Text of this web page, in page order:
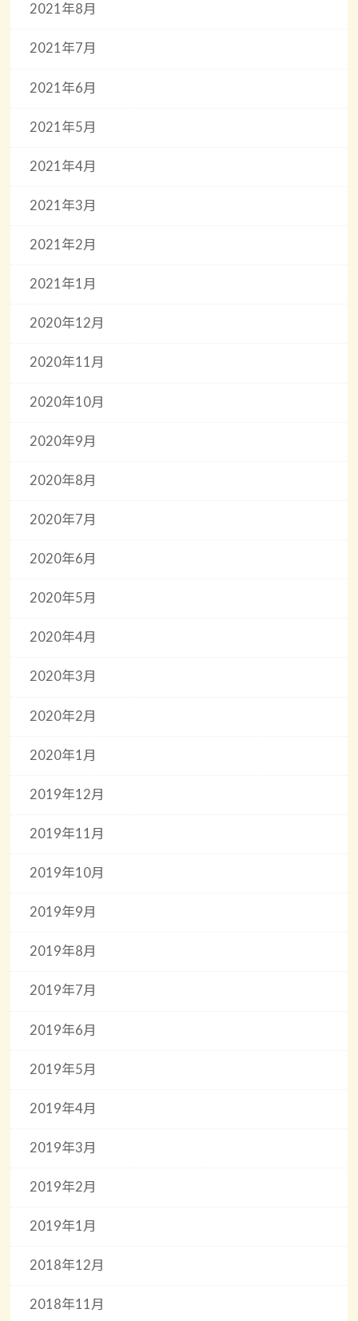
2021年8月
2021年7月
2021年6月
2021年5月
2021年4月
2021年3月
2021年2月
2021年1月
2020年12月
2020年11月
2020年10月
2020年9月
2020年8月
2020年7月
2020年6月
2020年5月
2020年4月
2020年3月
2020年2月
2020年1月
2019年12月
2019年11月
2019年10月
2019年9月
2019年8月
2019年7月
2019年6月
2019年5月
2019年4月
2019年3月
2019年2月
2019年1月
2018年12月
2018年11月